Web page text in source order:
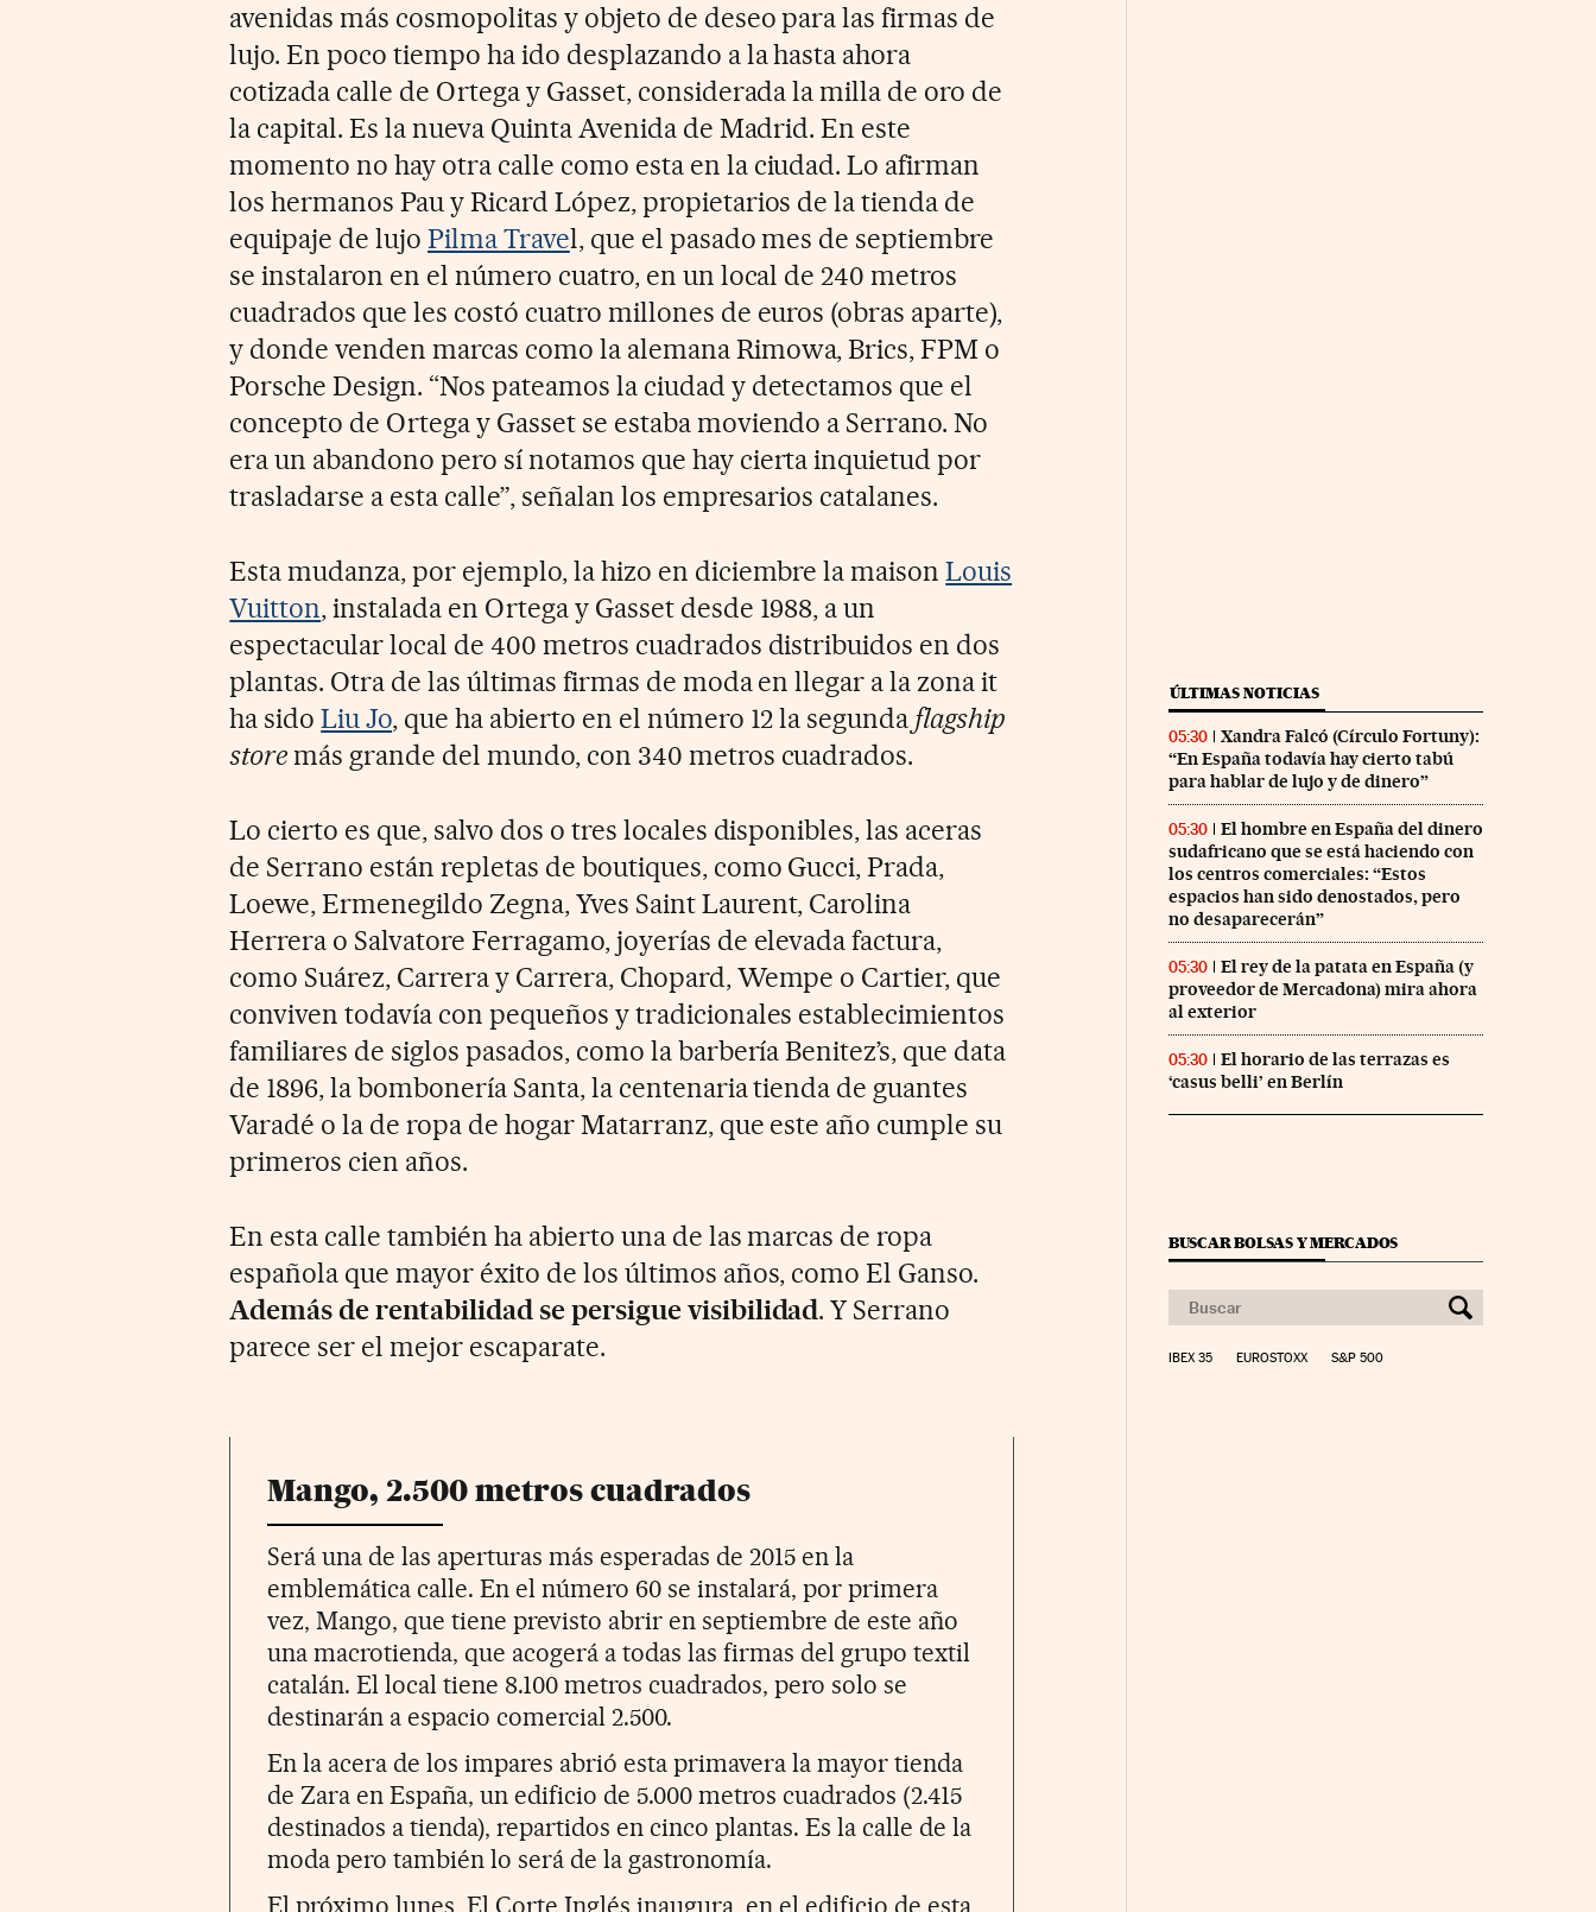
avenidas más cosmopolitas y objeto de deseo para las firmas de
lujo. En poco tiempo ha ido desplazando a la hasta ahora
cotizada calle de Ortega y Gasset, considerada la milla de oro de
la capital. Es la nueva Quinta Avenida de Madrid. En este
momento no hay otra calle como esta en la ciudad. Lo afirman
los hermanos Pau y Ricard López, propietarios de la tienda de
equipaje de lujoPilma Travel, que el pasado mes de septiembre
se instalaron en el número cuatro, en un local de 240 metros
cuadrados que les costó cuatro millones de euros (obras aparte),
y donde venden marcas como la alemana Rimowa, Brics, FPM o
Porsche Design. “Nos pateamos la ciudad y detectamos que el
concepto de Ortega y Gasset se estaba moviendo a Serrano. No
era un abandono pero sí notamos que hay cierta inquietud por
trasladarse a esta calle”, señalan los empresarios catalanes.
Esta mudanza, por ejemplo, la hizo en diciembre la maisonLouis
Vuitton, instalada en Ortega y Gasset desde 1988, a un
espectacular local de 400 metros cuadrados distribuidos en dos
plantas. Otra de las últimas firmas de moda en llegar a la zona it
ha sidoLiu Jo, que ha abierto en el número 12 la segunda flagship
storemás grande del mundo, con 340 metros cuadrados.
Lo cierto es que, salvo dos o tres locales disponibles, las aceras
de Serrano están repletas de boutiques, como Gucci, Prada,
Loewe, Ermenegildo Zegna, Yves Saint Laurent, Carolina
Herrera o Salvatore Ferragamo, joyerías de elevada factura,
como Suárez, Carrera y Carrera, Chopard, Wempe o Cartier, que
conviven todavía con pequeños y tradicionales establecimientos
familiares de siglos pasados, como la barbería Benitez’s, que data
de 1896, la bombonería Santa, la centenaria tienda de guantes
Varadé o la de ropa de hogar Matarranz, que este año cumple su
primeros cien años.
En esta calle también ha abierto una de las marcas de ropa
española que mayor éxito de los últimos años, como El Ganso.
Además de rentabilidad se persigue visibilidad. Y Serrano
parece ser el mejor escaparate.
Mango, 2.500 metros cuadrados
Será una de las aperturas más esperadas de 2015 en la
emblemática calle. En el número 60 se instalará, por primera
vez, Mango, que tiene previsto abrir en septiembre de este año
una macrotienda, que acogerá a todas las firmas del grupo textil
catalán. El local tiene 8.100 metros cuadrados, pero solo se
destinarán a espacio comercial 2.500.
En la acera de los impares abrió esta primavera la mayor tienda
de Zara en España, un edificio de 5.000 metros cuadrados (2.415
destinados a tienda), repartidos en cinco plantas. Es la calle de la
moda pero también lo será de la gastronomía.
El próximo lunes, El Corte Inglés inaugura, en el edificio de esta
ÚLTIMAS NOTICIAS
05:30
Xandra Falcó (Círculo Fortuny):
“En España todavía hay cierto tabú
para hablar de lujo y de dinero”
05:30
El hombre en España del dinero
sudafricano que se está haciendo con
los centros comerciales: “Estos
espacios han sido denostados, pero
no desaparecerán”
05:30
El rey de la patata en España (y
proveedor de Mercadona) mira ahora
al exterior
05:30
El horario de las terrazas es
‘casus belli’ en Berlín
BUSCAR BOLSAS Y MERCADOS
IBEX 35 EUROSTOXX S&P 500